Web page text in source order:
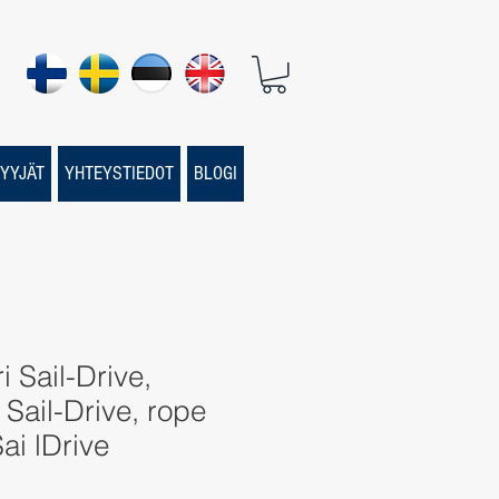
YHTEYSTIEDOT BLOGI
Sail-Drive,
Drive, rope
lDrive